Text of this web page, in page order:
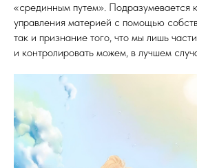
«срединным путем». Подразумевается
управления материей с помощью
так и признание того, что мы лишь
и контролировать можем, в лучшем